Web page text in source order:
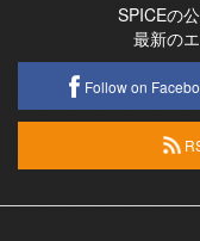
SPICEの
最新の
Follow on